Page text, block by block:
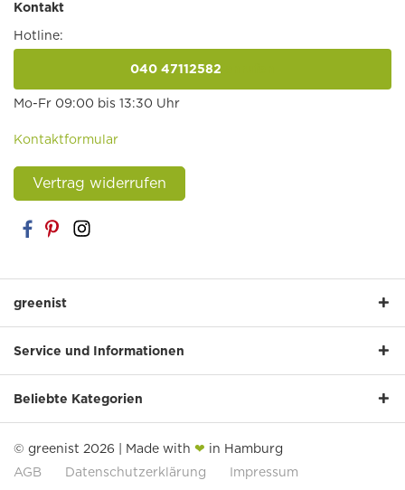
Kontakt
Hotline:
040 47112582
Mo-Fr 09:00 bis 13:30 Uhr
Kontaktformular
Vertrag widerrufen
greenist
Service und Informationen
Beliebte Kategorien
© greenist 2026 | Made with ❤ in Hamburg
AGB
Datenschutzerklärung Impressum